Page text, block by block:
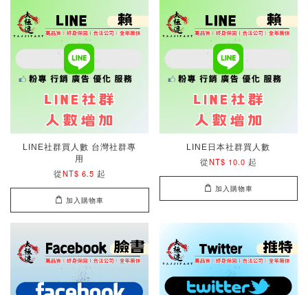
LINE社群買人數 台灣社群專
用
從NT$ 6.5 起
加入購物車
LINE日本社群買人數
從NT$ 10.0 起
加入購物車